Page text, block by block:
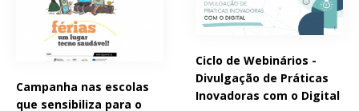
Campanha nas escolas
que sensibiliza para o
Ciclo de Webinários -
Divulgação de Práticas
Inovadoras com o Digital